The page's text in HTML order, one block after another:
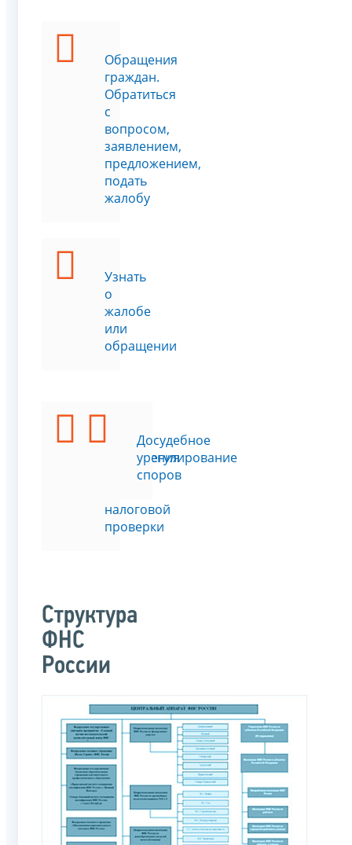
Обращения
граждан.
Обратиться
с
вопросом,
заявлением,
предложением,
подать
жалобу
Узнать
о
жалобе
или
обращении
Подать
возражения
налоговой
проверки
Досудебное
урегулирование
споров
Структура
ФНС
России